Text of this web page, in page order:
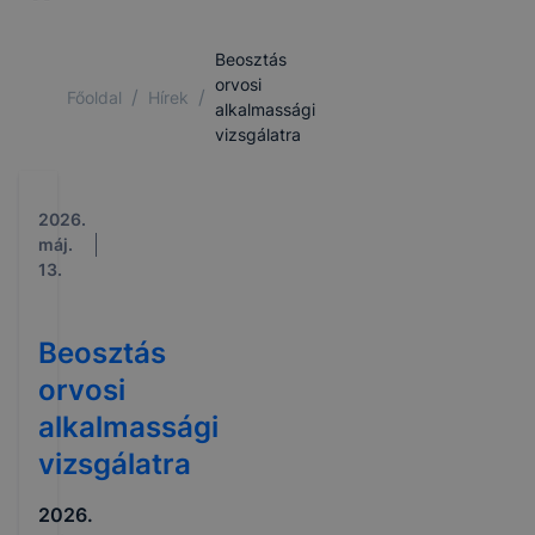
Főoldal / Hírek /
Beosztás
orvosi
alkalmassági
vizsgálatra
2026.
máj.
13.
Beosztás
orvosi
alkalmassági
vizsgálatra
2026.